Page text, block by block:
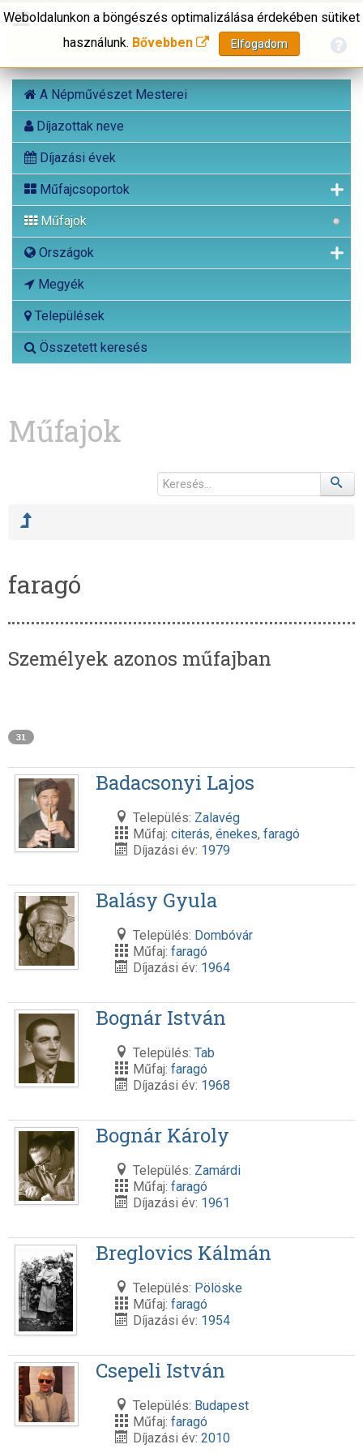
A Népművészet Mesterei
Díjazottak neve
Díjazási évek
Műfajcsoportok
Műfajok
Országok
Megyék
Települések
Összetett keresés
Weboldalunkon a böngészés optimalizálása érdekében sütiket
használunk. Bővebben Elfogadom
Műfajok
faragó
Személyek azonos műfajban
31
Badacsonyi Lajos
Település: Zalavég
Műfaj: citerás, énekes, faragó
Díjazási év: 1979
Balásy Gyula
Település: Dombóvár
Műfaj: faragó
Díjazási év: 1964
Bognár István
Település: Tab
Műfaj: faragó
Díjazási év: 1968
Bognár Károly
Település: Zamárdi
Műfaj: faragó
Díjazási év: 1961
Breglovics Kálmán
Település: Pölöske
Műfaj: faragó
Díjazási év: 1954
Csepeli István
Település: Budapest
Műfaj: faragó
Díjazási év: 2010